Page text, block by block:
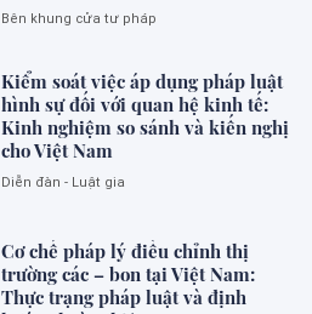
Bên khung cửa tư pháp
Kiểm soát việc áp dụng pháp luật
hình sự đối với quan hệ kinh tế:
Kinh nghiệm so sánh và kiến nghị
cho Việt Nam
Diễn đàn - Luật gia
Cơ chế pháp lý điều chỉnh thị
trường các – bon tại Việt Nam:
Thực trạng pháp luật và định